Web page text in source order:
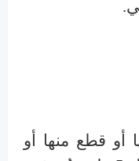
أو قطع منها أو